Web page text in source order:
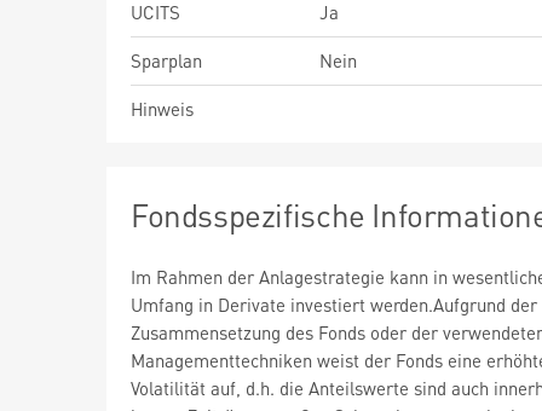
UCITS
Ja
Sparplan
Nein
Hinweis
Fondsspezifische
Im Rahmen der Anlagestrategie kann in
Umfang in Derivate investiert werden.Aufgrund der
Zusammensetzung des Fonds oder der
Managementtechniken weist der Fonds eine
Volatilität auf, d.h. die Anteilswerte sind auch